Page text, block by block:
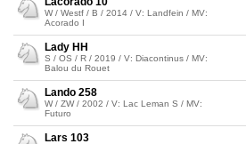
W / Westf / B / 2014 / V: Landfein / MV:
Acorado I
Lady HH
S / OS / R / 2019 / V: Diacontinus / MV:
Balou du Rouet
Lando 258
W / ZW / 2002 / V: Lac Leman S / MV:
Futuro
Lars 103